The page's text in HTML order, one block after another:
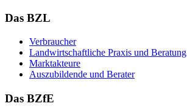
Das BZL
Ver­brau­cher
Land­wirtschaft­liche Pra­xis und Be­ra­tung
Mark­tak­teu­re
Aus­zu­bil­den­de und Be­ra­ter
Das BZfE